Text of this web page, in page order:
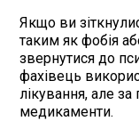
Якщо ви
таким як фобія
звернутися до
фахівець
лікування, але за
медикаменти.